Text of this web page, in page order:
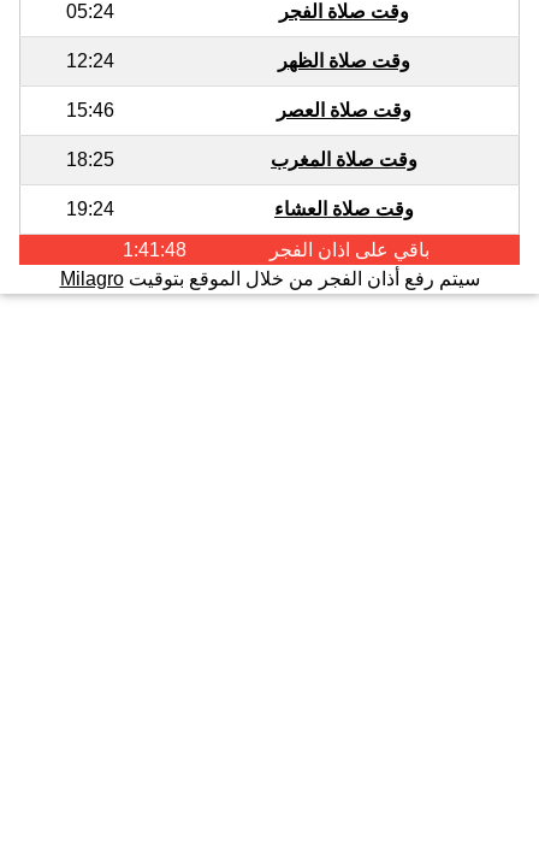
وقت صلاة الفجر
05:24
وقت صلاة الظهر 12:24
وقت صلاة العصر 15:46
وقت صلاة المغرب 18:25
وقت صلاة العشاء
19:24
باقي على اذان الفجر
1:41:47
سيتم رفع أذان الفجر من خلال الموقع بتوقيتMilagro